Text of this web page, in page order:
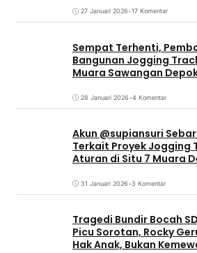
27 Januari 2026•17 Komentar
Sempat Terhenti,
Bangunan Jogging
Muara Sawangan
28 Januari 2026•4 Komentar
Akun @supiansuri
Terkait Proyek Jogging
Aturan di Situ 7 Muara
31 Januari 2026•3 Komentar
Tragedi Bundir Bocah
Picu Sorotan, Rocky
Hak Anak, Bukan